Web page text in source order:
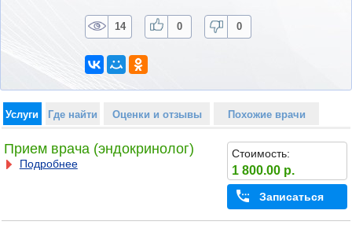
14 0 0
Услуги Где найти Оценки и отзывы Похожие врачи
Прием врача (эндокринолог)
Подробнее
Стоимость:
1 800.00 р.
Записаться